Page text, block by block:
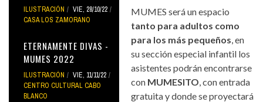
ILUSTRACIÓN
VIE, 28/10/22
CASA LOS ZAMORANO
ETERNAMENTE DIVAS -
MUMES 2022
ILUSTRACIÓN
VIE, 11/11/22
CENTRO CULTURAL CABO
BLANCO
MUMES será un espacio
tanto para adultos como
para los más pequeños, en
su sección especial infantil los
asistentes podrán encontrarse
con MUMESITO, con entrada
gratuita y donde se proyectará